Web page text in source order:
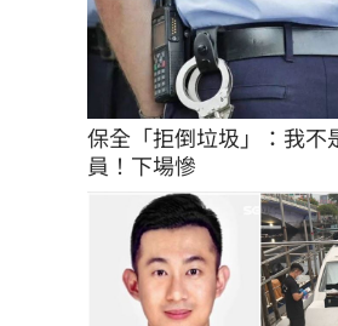
保全「拒倒垃圾」：我不
員！下場慘